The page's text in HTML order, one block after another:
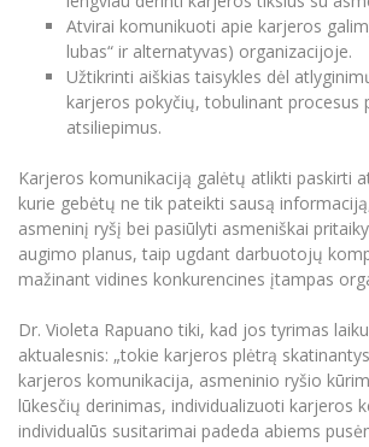
Atvirai komunikuoti apie karjeros
lubas“ ir alternatyvas) organizacijoje.
Užtikrinti aiškias taisykles dėl
karjeros pokyčių, tobulinant procesus
atsiliepimus.
Karjeros komunikaciją galėtų atlikti paskirti
kurie gebėtų ne tik pateikti sausą
asmeninį ryšį bei pasiūlyti asmeniškai
augimo planus, taip ugdant darbuotojų
mažinant vidines konkurencines įtampas
Dr. Violeta Rapuano tiki, kad jos tyrimas
aktualesnis: „tokie karjeros plėtrą
karjeros komunikacija, asmeninio ryšio
lūkesčių derinimas, individualizuoti karjeros
individualūs susitarimai padeda abiems